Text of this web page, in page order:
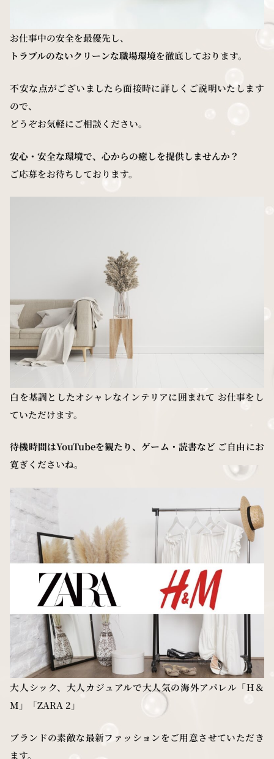
お仕事中の安全を最優先し、
トラブルのないクリーンな職場環境を徹底しております。
不安な点がございましたら面接時に詳しくご説明いたします
ので、
どうぞお気軽にご相談ください。
安心・安全な環境で、心からの癒しを提供しませんか？
ご応募をお待ちしております。
白を基調としたオシャレなインテリアに囲まれて お仕事をし
ていただけます。
待機時間はYouTubeを観たり、ゲーム・読書など ご自由にお
寛ぎくださいね。
大人シック、大人カジュアルで大人気の海外アパレル「H＆
M」「ZARA 2」
ブランドの素敵な最新ファッションをご用意させていただき
ます。